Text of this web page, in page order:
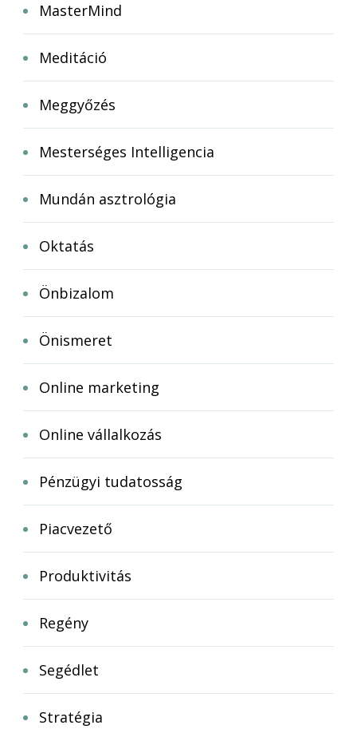
MasterMind
Meditáció
Meggyőzés
Mesterséges Intelligencia
Mundán asztrológia
Oktatás
Önbizalom
Önismeret
Online marketing
Online vállalkozás
Pénzügyi tudatosság
Piacvezető
Produktivitás
Regény
Segédlet
Stratégia